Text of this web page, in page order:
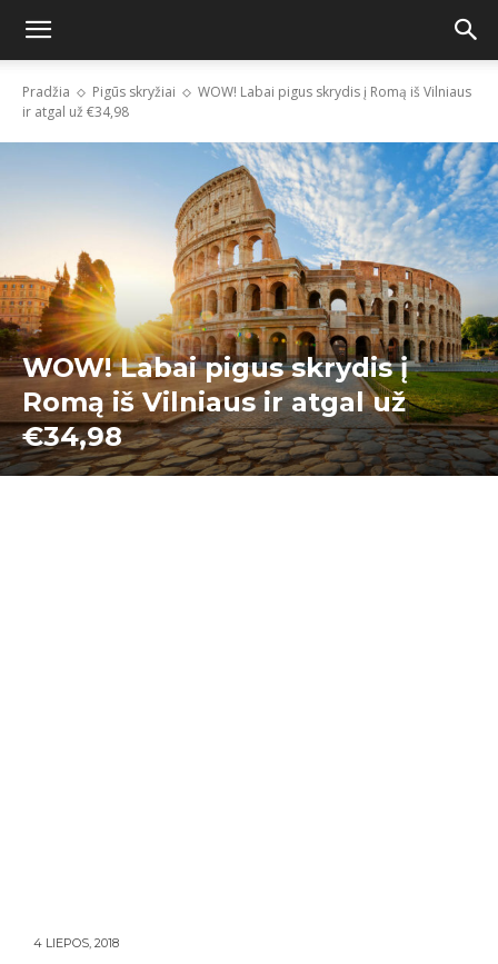
Pradžia Pigūs skryžiai
WOW! Labai pigus skrydis į Romą iš Vilniaus
ir atgal už €34,98
WOW! Labai pigus skrydis į
Romą iš Vilniaus ir atgal už
€34,98
4 LIEPOS, 2018